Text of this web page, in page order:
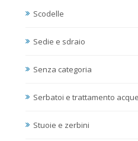
Scodelle
Sedie e sdraio
Senza categoria
Serbatoi e trattamento acque
Stuoie e zerbini